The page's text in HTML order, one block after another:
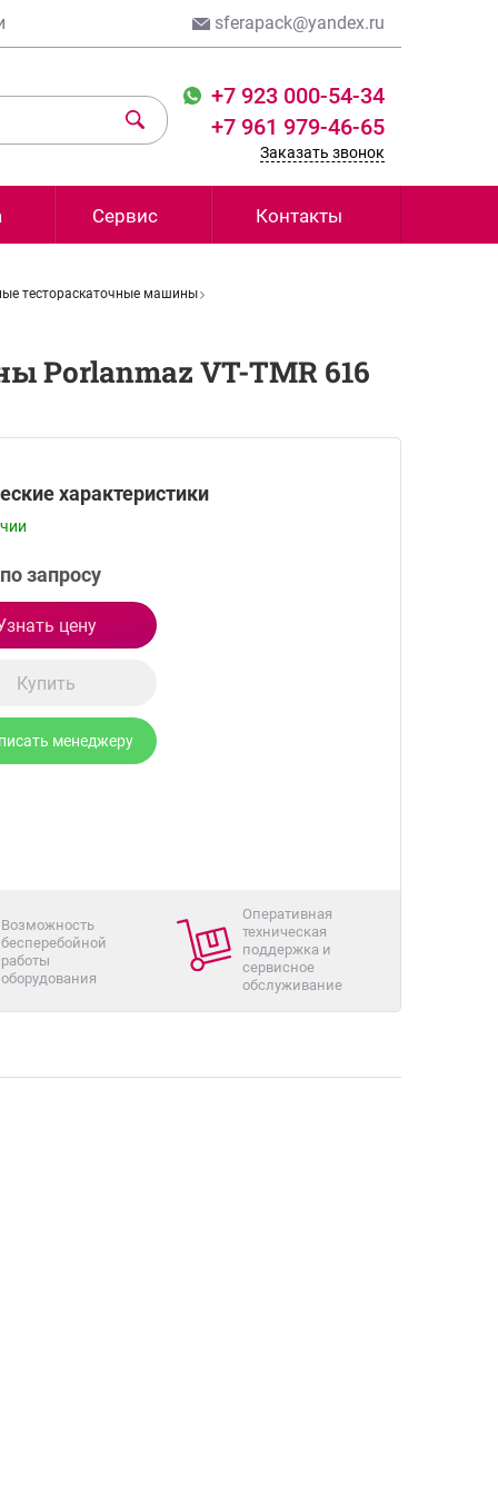
sferapack@yandex.ru
+7 923 000-54-34
+7 961 979-46-65
Заказать звонок
Сервис Контакты
тестораскаточные машины
Porlanmaz VT-TMR 616
характеристики
по запросу
цену
Купить
менеджеру
Возможность
бесперебойной
работы
оборудования
Оперативная
техническая
поддержка и
сервисное
обслуживание